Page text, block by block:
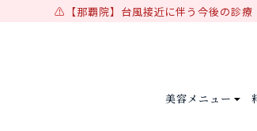
【那覇院】台風接近に伴う今後の診療
美容メニュー